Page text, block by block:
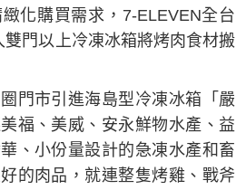
化購買需求，7-ELEVEN全台
門以上冷凍冰箱將烤肉食材搬
門市引進海島型冷凍冰箱「嚴
福、美威、安永鮮物水產、益
、小份量設計的急凍水產和畜
的肉品，就連整隻烤雞、戰斧